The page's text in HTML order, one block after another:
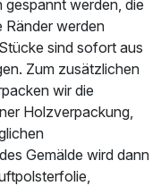
werden, die
Ränder werden
sind sofort aus
Zum zusätzlichen
wir die
Holzverpackung,
Gemälde wird dann